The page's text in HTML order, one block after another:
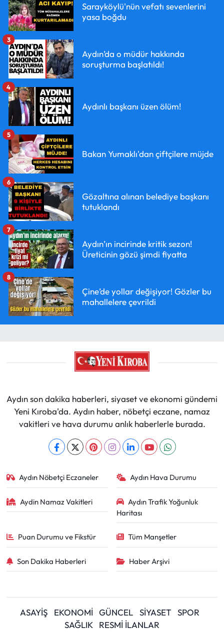
Sarayköylü'nün vefatı sevenlerini
yasa boğdu
Aydın’da o müdür hakkında
soruşturma başlatıldı!
3
Aydınlı başkanı üzen ölüm!
4
Bakan Yumaklı'dan çiftçilere müjde
5
Gözaltına alınan belediye başkanı
tutuklandı
6
Aydın’ın incirinde kritik sezon!
Üreticinin gözü şimdi fiyatta
7
Çine’de yollar değişiyor! Gözler bu
mahallelere çevrildi
8
Aydın son dakika haberleri, siyaset ve ekonomi gündemi
Yeni Kıroba'da. Aydın haber, nöbetçi eczane, namaz
vakitleri ve hava durumu anlık haberlerle burada.
Aydın Nöbetçi Eczaneler Aydın Hava Durumu
Aydin Namaz Vakitleri
Aydın Trafik Yoğunluk
Haritası
Puan Durumu ve Fikstür Tüm Manşetler
Son Dakika Haberleri Haber Arşivi
ASAYİŞ EKONOMİ GÜNCEL SİYASET
SPOR
SAĞLIK
RESMİ İLANLAR